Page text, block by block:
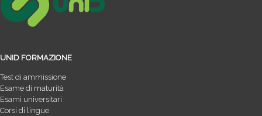
UNID FORMAZIONE
Test di ammissione
Esame di maturità
Esami universitari
Corsi di lingue